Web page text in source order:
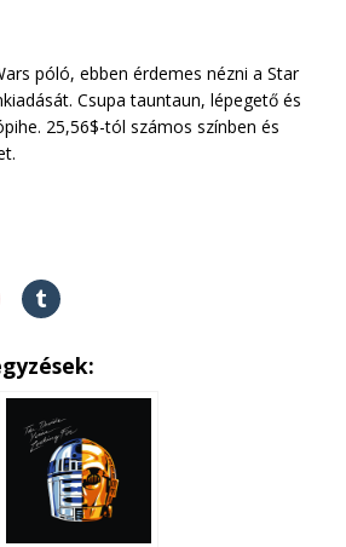
póló, ebben érdemes nézni a Star
Csupa tauntaun, lépegető és
25,56$-tól számos színben és